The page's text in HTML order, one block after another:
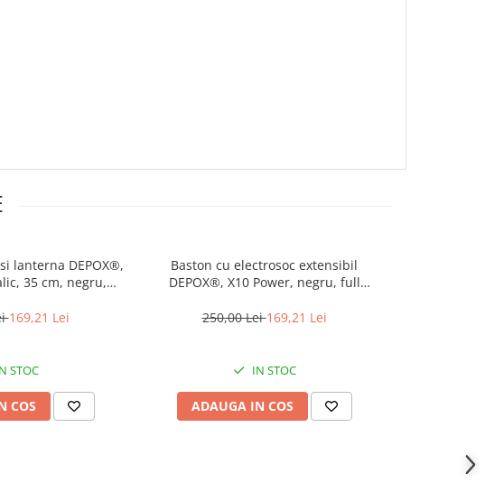
lanterna DEPOX®,
35 cm, negru,
169,21 Lei
STOC
COS
Baston cu electrosoc extensibil
DEPOX®, X10 Power, negru, full
250,00 Lei169,21 Lei
IN STOC
ADAUGA IN COS